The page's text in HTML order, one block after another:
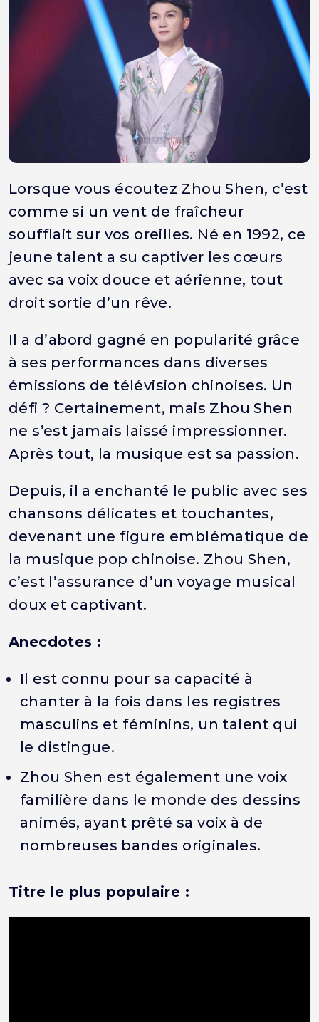
Lorsque vous écoutez Zhou Shen, c’est
comme si un vent de fraîcheur
soufflait sur vos oreilles. Né en 1992, ce
jeune talent a su captiver les cœurs
avec sa voix douce et aérienne, tout
droit sortie d’un rêve.
Il a d’abord gagné en popularité grâce
à ses performances dans diverses
émissions de télévision chinoises. Un
défi ? Certainement, mais Zhou Shen
ne s’est jamais laissé impressionner.
Après tout, la musique est sa passion.
Depuis, il a enchanté le public avec ses
chansons délicates et touchantes,
devenant une figure emblématique de
la musique pop chinoise. Zhou Shen,
c’est l’assurance d’un voyage musical
doux et captivant.
Anecdotes :
Il est connu pour sa capacité à
chanter à la fois dans les registres
masculins et féminins, un talent qui
le distingue.
Zhou Shen est également une voix
familière dans le monde des dessins
animés, ayant prêté sa voix à de
nombreuses bandes originales.
Titre le plus populaire :